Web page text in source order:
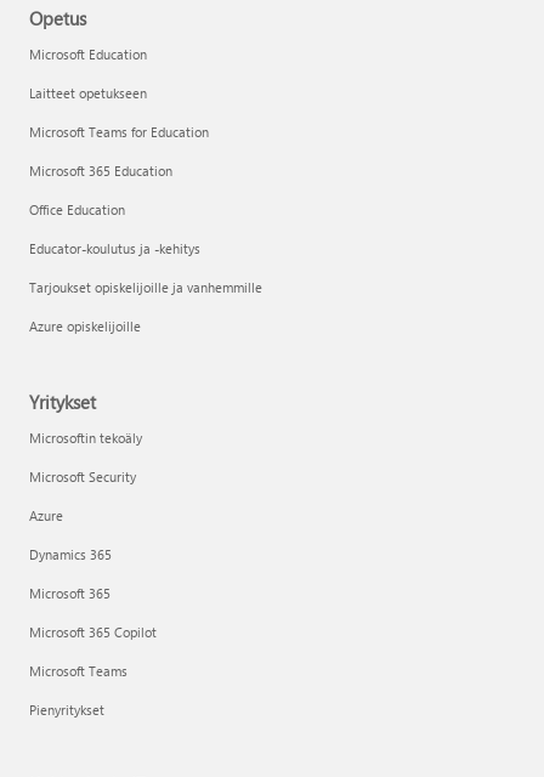
Opetus
Microsoft Education
Laitteet opetukseen
Microsoft Teams for Education
Microsoft 365 Education
Office Education
Educator-koulutus ja -kehitys
Tarjoukset opiskelijoille ja vanhemmille
Azure opiskelijoille
Yritykset
Microsoftin tekoäly
Microsoft Security
Azure
Dynamics 365
Microsoft 365
Microsoft 365 Copilot
Microsoft Teams
Pienyritykset